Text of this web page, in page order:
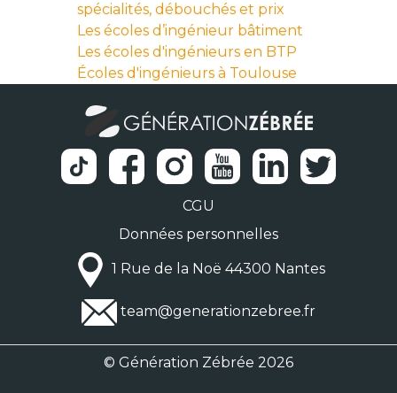
spécialités, débouchés et prix
Les écoles d’ingénieur bâtiment
Les écoles d'ingénieurs en BTP
Écoles d'ingénieurs à Toulouse
CGU
Données personnelles
1 Rue de la Noë 44300 Nantes
team@generationzebree.fr
© Génération Zébrée 2026